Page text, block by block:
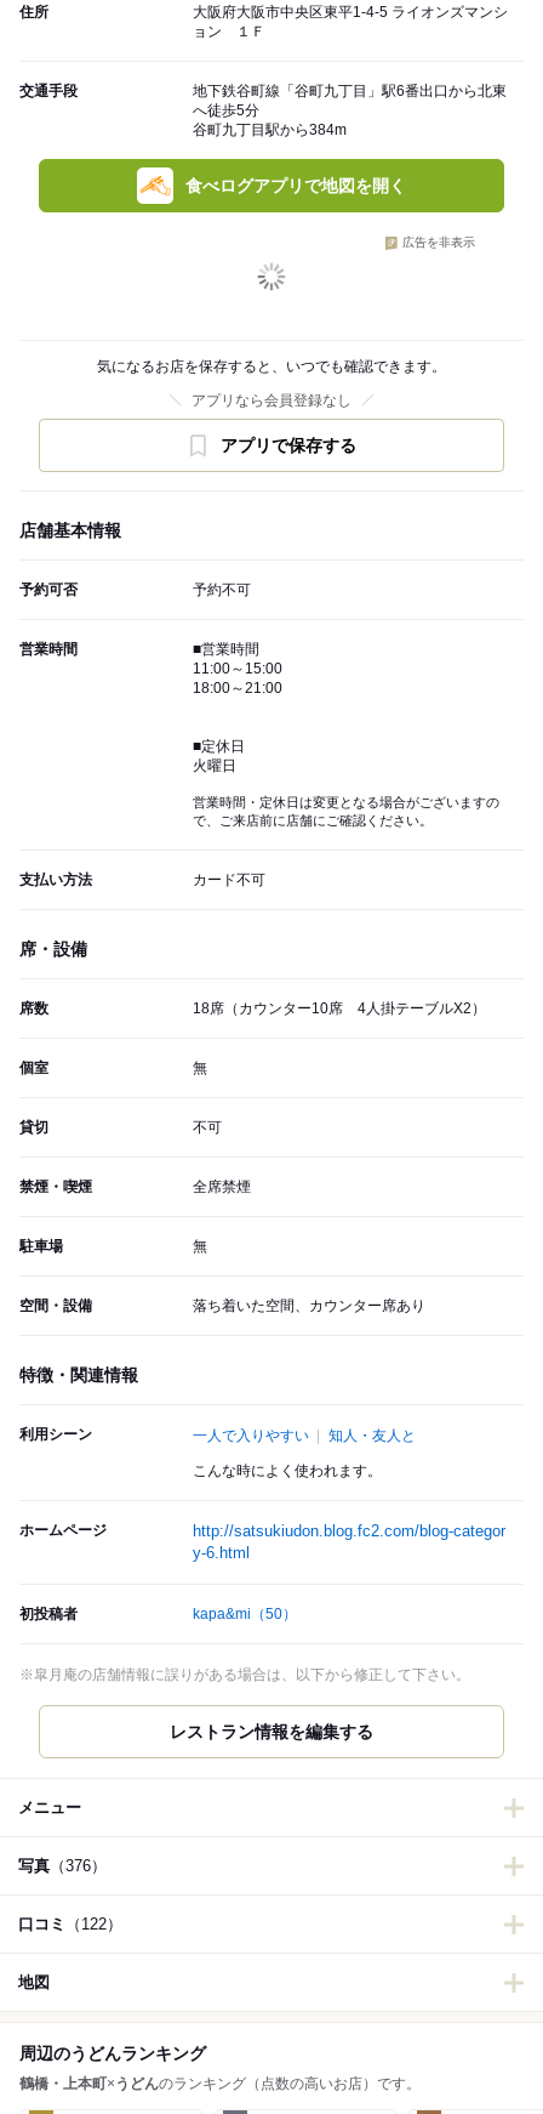
住所
大阪府大阪市中央区東平1-4-5 ライオンズマンシ
ョン １Ｆ
交通手段
地下鉄谷町線「谷町九丁目」駅6番出口から北東
へ徒歩5分
谷町九丁目駅から384m
食べログアプリで地図を開く
広告を非表示
気になるお店を保存すると、いつでも確認できます。
アプリなら会員登録なし
アプリで保存する
店舗基本情報
予約可否 予約不可
営業時間
■営業時間
11:00～15:00
18:00～21:00
■定休日
火曜日
営業時間・定休日は変更となる場合がございますの
で、ご来店前に店舗にご確認ください。
支払い方法 カード不可
席・設備
席数 18席（カウンター10席 4人掛テーブルX2）
個室 無
貸切 不可
禁煙・喫煙 全席禁煙
駐車場 無
空間・設備 落ち着いた空間、カウンター席あり
特徴・関連情報
利用シーン 一人で入りやすい 知人・友人と
こんな時によく使われます。
ホームページ
http://satsukiudon.blog.fc2.com/blog-categor
y-6.html
初投稿者 kapa&mi （50）
※皐月庵の店舗情報に誤りがある場合は、以下から修正して下さい。
レストラン情報を編集する
メニュー
写真 （376）
口コミ （122）
地図
周辺のうどんランキング
鶴橋・上本町× うどんのランキング（点数の高いお店）です。